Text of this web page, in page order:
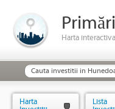
Harta
Harta
Lista